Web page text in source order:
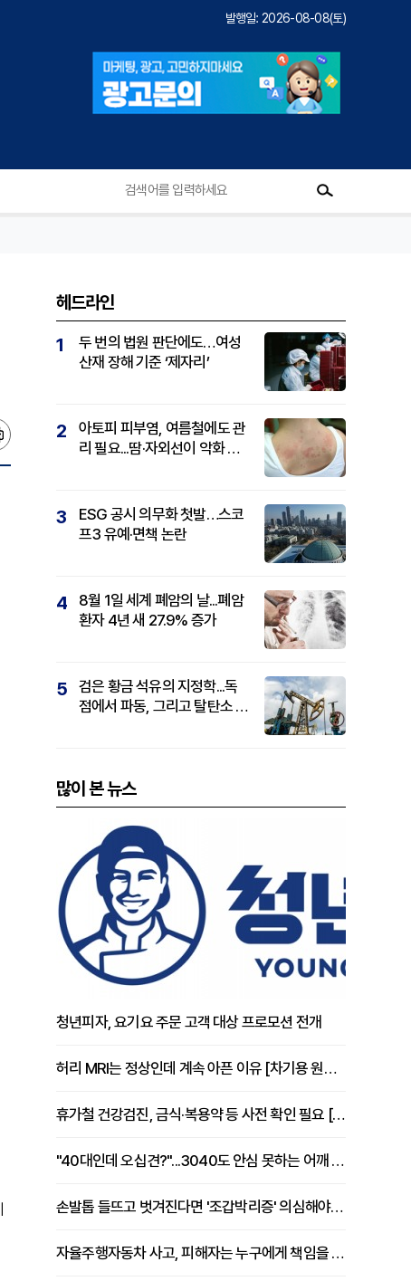
발행일: 2026-08-08(토)
헤드라인
1
두 번의 법원 판단에도…여성
산재 장해 기준 ‘제자리’
2
아토피 피부염, 여름철에도 관
리 필요...땀·자외선이 악화 요
3
ESG 공시 의무화 첫발…스코
프3 유예·면책 논란
4
8월 1일 세계 폐암의 날...폐암
환자 4년 새 27.9% 증가
5
검은 황금 석유의 지정학...독
점에서 파동, 그리고 탈탄소 패
많이 본 뉴스
청년피자, 요기요 주문 고객 대상 프로모션 전개
허리 MRI는 정상인데 계속 아픈 이유 [차기용 원장 칼럼]
휴가철 건강검진, 금식·복용약 등 사전 확인 필요 [정도감 원장 칼럼]
"40대인데 오십견?"...3040도 안심 못하는 어깨 유착성 관절낭염
손발톱 들뜨고 벗겨진다면 '조갑박리증' 의심해야 [김철윤 원장 칼럼]
자율주행자동차 사고, 피해자는 누구에게 책임을 물을 수 있을까